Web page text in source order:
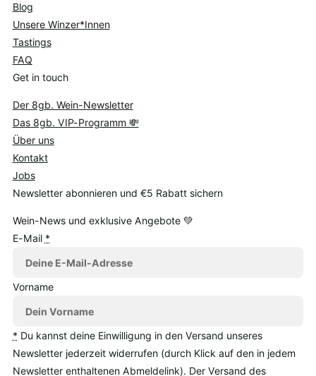
Blog
Unsere Winzer*Innen
Tastings
FAQ
Get in touch
Der 8gb. Wein-Newsletter
Das 8gb. VIP-Programm 💸
Über uns
Kontakt
Jobs
Newsletter abonnieren und €5 Rabatt sichern
Wein-News und exklusive Angebote 💚
E-Mail *
Vorname
* Du kannst deine Einwilligung in den Versand unseres
Newsletter jederzeit widerrufen (durch Klick auf den in jedem
Newsletter enthaltenen Abmeldelink). Der Versand des